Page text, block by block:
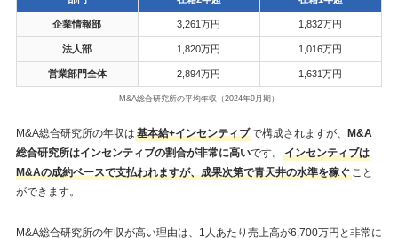
企業情報部 3,261万円 1,832万円
法人部 1,820万円 1,016万円
営業部門全体 2,894万円 1,631万円
M&A総合研究所の平均年収（2024年9月期）
M&A総合研究所の年収は 基本給+インセンティブで構成されますが、 M&A
総合研究所はインセンティブの割合が非常に高いです。
インセンティブは
M&Aの成約ベースで支払われますが、成果次第で青天井の水準を稼ぐこと
ができます。
M&A総合研究所の年収が高い理由は、1人あたり売上高が6,700万円と非常に